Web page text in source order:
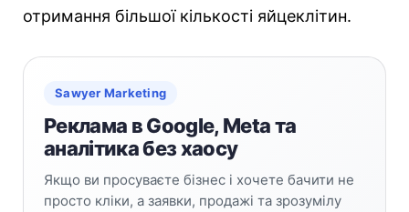
отримання більшої кількості яйцеклітин.
Sawyer Marketing
Реклама в Google, Meta та
аналітика без хаосу
Якщо ви просуваєте бізнес і хочете бачити не
просто кліки, а заявки, продажі та зрозумілу